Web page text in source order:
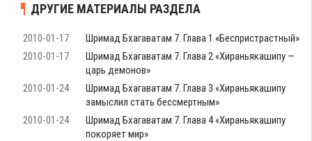
ДРУГИЕ МАТЕРИАЛЫ РАЗДЕЛА
2010-01-17
Шримад Бхагаватам 7. Глава 1 «Беспристрастный»
2010-01-17
Шримад Бхагаватам 7. Глава 2 «Хираньякашипу —
царь демонов»
2010-01-24
Шримад Бхагаватам 7. Глава 3 «Хираньякашипу
замыслил стать бессмертным»
2010-01-24
Шримад Бхагаватам 7. Глава 4 «Хираньякашипу
покоряет мир»